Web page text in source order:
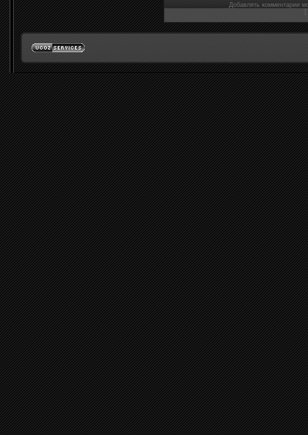
Добавлять комментарии